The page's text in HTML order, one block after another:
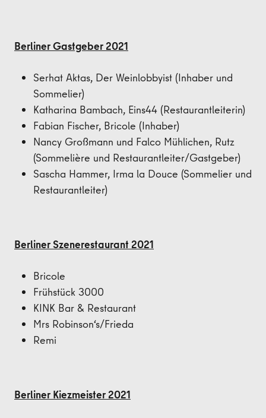
Berliner Gastgeber 2021
Serhat Aktas, Der Weinlobbyist (Inhaber und
Sommelier)
Katharina Bambach, Eins44 (Restaurantleiterin)
Fabian Fischer, Bricole (Inhaber)
Nancy Großmann und Falco Mühlichen, Rutz
(Sommelière und Restaurantleiter/Gastgeber)
Sascha Hammer, Irma la Douce (Sommelier und
Restaurantleiter)
Berliner Szenerestaurant 2021
Bricole
Frühstück 3000
KINK Bar & Restaurant
Mrs Robinson‘s/Frieda
Remi
Berliner Kiezmeister 2021